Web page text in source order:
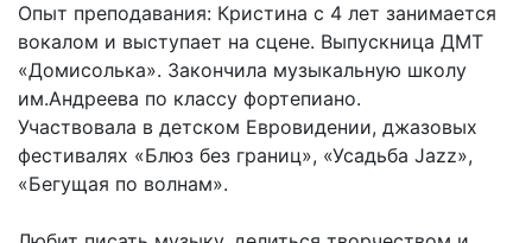
Опыт преподавания: Кристина с 4 лет занимается
вокалом и выступает на сцене. Выпускница ДМТ
«Домисолька». Закончила музыкальную школу
им.Андреева по классу фортепиано.
Участвовала в детском Евровидении, джазовых
фестивалях «Блюз без границ», «Усадьба Jazz»,
«Бегущая по волнам».